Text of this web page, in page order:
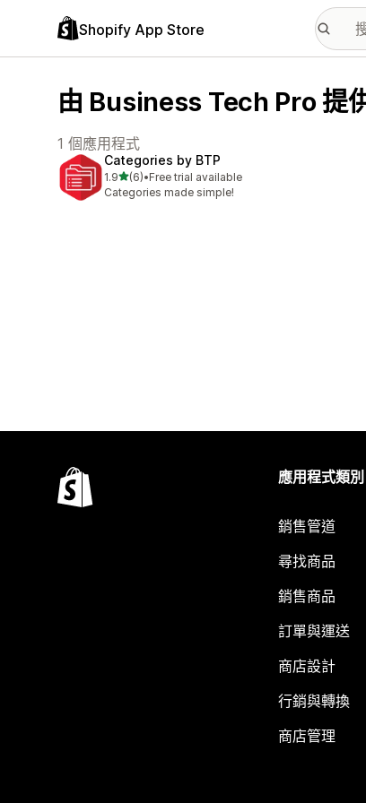
Shopify App Store
由 Business Tech Pro 提
1 個應用程式
Categories by BTP
1.9滿分 5 顆星
(6)
共有 6 則評價
•Free trial available
Categories made simple!
應用程式類別
銷售管道
尋找商品
銷售商品
訂單與運送
商店設計
行銷與轉換
商店管理